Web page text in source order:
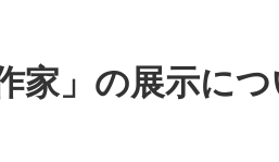
家」の展示に